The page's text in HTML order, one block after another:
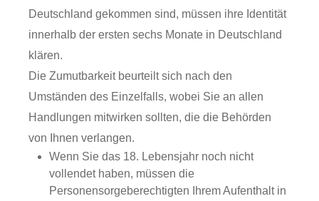
Deutschland gekommen sind, müssen ihre Identität
innerhalb der ersten sechs Monate in Deutschland
klären.
Die Zumutbarkeit beurteilt sich nach den
Umständen des Einzelfalls, wobei Sie an allen
Handlungen mitwirken sollten, die die Behörden
von Ihnen verlangen.
Wenn Sie das 18. Lebensjahr noch nicht
vollendet haben, müssen die
Personensorgeberechtigten Ihrem Aufenthalt in